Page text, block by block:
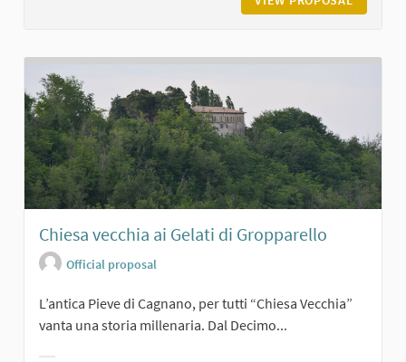
Chiesa vecchia ai Gelati di Gropparello
Official proposal
L’antica Pieve di Cagnano, per tutti “Chiesa Vecchia”
vanta una storia millenaria. Dal Decimo...